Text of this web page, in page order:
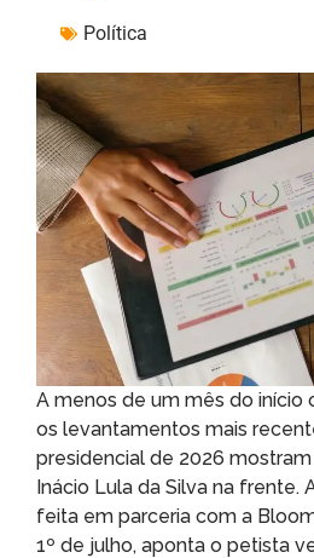
Política
A menos de um mês do início
os levantamentos mais
presidencial de 2026
Inácio Lula da Silva na frente.
feita em parceria com a
1º de julho, aponta o petista